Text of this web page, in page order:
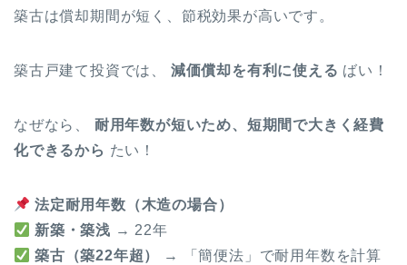
築古は償却期間が短く、節税効果が高いです。
築古戸建て投資では、 減価償却を有利に使える ばい！
なぜなら、 耐用年数が短いため、短期間で大きく経費
化できるから たい！
法定耐用年数（木造の場合）
新築・築浅 → 22年
築古（築22年超）
→ 「簡便法」で耐用年数を計算